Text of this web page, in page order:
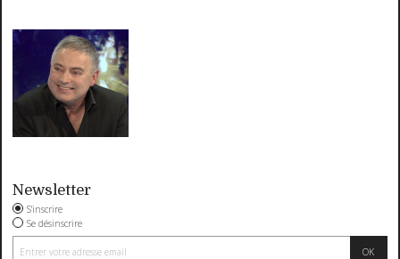
Newsletter
S'inscrire
Se désinscrire